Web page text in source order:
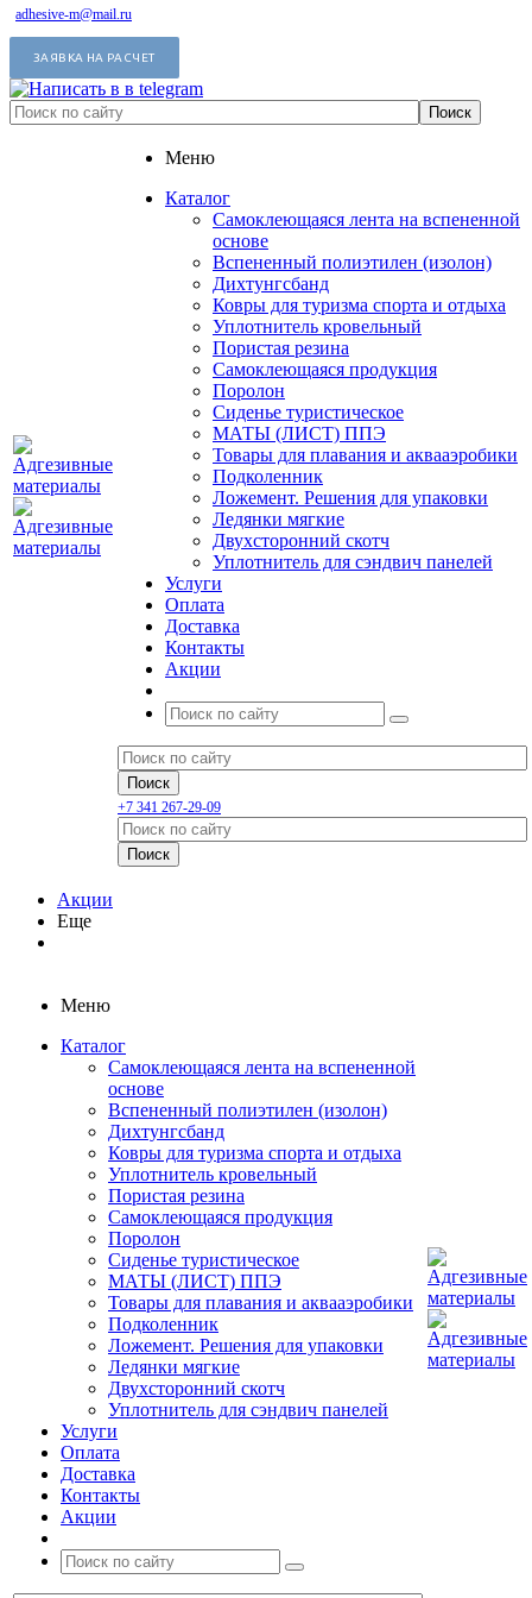
adhesive-m@mail.ru
ЗАЯВКА НА РАСЧЕТ
Меню
Каталог
Самоклеющаяся лента на вспененной
основе
Вспененный полиэтилен (изолон)
Дихтунгсбанд
Ковры для туризма спорта и отдыха
Уплотнитель кровельный
Пористая резина
Самоклеющаяся продукция
Поролон
Сиденье туристическое
МАТЫ (ЛИСТ) ППЭ
Товары для плавания и аквааэробики
Подколенник
Ложемент. Решения для упаковки
Ледянки мягкие
Двухсторонний скотч
Уплотнитель для сэндвич панелей
Услуги
Оплата
Доставка
Контакты
Акции
+7 341 267-29-09
Акции
Еще
Меню
Каталог
Самоклеющаяся лента на вспененной
основе
Вспененный полиэтилен (изолон)
Дихтунгсбанд
Ковры для туризма спорта и отдыха
Уплотнитель кровельный
Пористая резина
Самоклеющаяся продукция
Поролон
Сиденье туристическое
МАТЫ (ЛИСТ) ППЭ
Товары для плавания и аквааэробики
Подколенник
Ложемент. Решения для упаковки
Ледянки мягкие
Двухсторонний скотч
Уплотнитель для сэндвич панелей
Услуги
Оплата
Доставка
Контакты
Акции